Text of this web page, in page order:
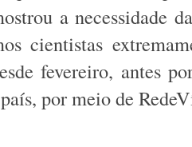
a necessidade
cientistas
fevereiro, antes
por meio de